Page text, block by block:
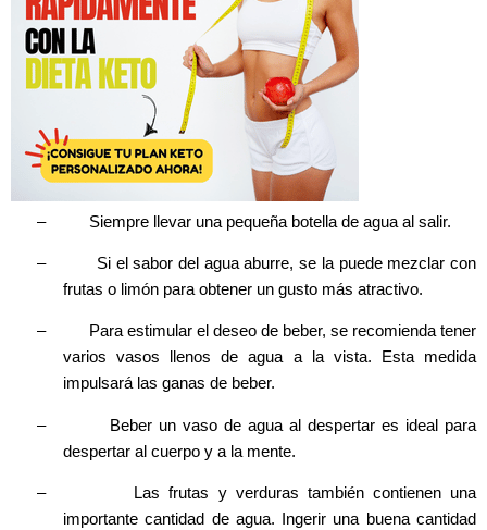
– Siempre llevar una pequeña botella de agua al salir.
–
Si el sabor del agua aburre, se la puede mezclar con
frutas o limón para obtener un gusto más atractivo.
–
Para estimular el deseo de beber, se recomienda tener
varios vasos llenos de agua a la vista. Esta medida
impulsará las ganas de beber.
–
Beber un vaso de agua al despertar es ideal para
despertar al cuerpo y a la mente.
–
Las frutas y verduras también contienen una
importante cantidad de agua. Ingerir una buena cantidad